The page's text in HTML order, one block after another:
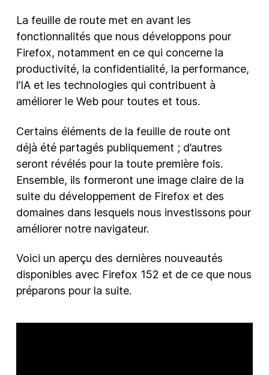
La feuille de route met en avant les
fonctionnalités que nous développons pour
Firefox, notamment en ce qui concerne la
productivité, la confidentialité, la performance,
l’IA et les technologies qui contribuent à
améliorer le Web pour toutes et tous.
Certains éléments de la feuille de route ont
déjà été partagés publiquement ; d’autres
seront révélés pour la toute première fois.
Ensemble, ils formeront une image claire de la
suite du développement de Firefox et des
domaines dans lesquels nous investissons pour
améliorer notre navigateur.
Voici un aperçu des dernières nouveautés
disponibles avec Firefox 152 et de ce que nous
préparons pour la suite.